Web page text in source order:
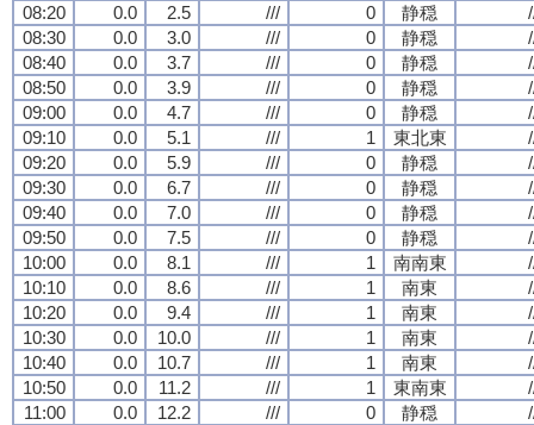
08:20
0.0 2.5 /// 0 静穏
08:30
0.0 3.0 /// 0 静穏
08:40
0.0 3.7 /// 0 静穏
08:50
0.0 3.9 /// 0 静穏
09:00
0.0 4.7 /// 0 静穏
09:10
0.0 5.1 /// 1 東北東
09:20
0.0 5.9 /// 0 静穏
09:30
0.0 6.7 /// 0 静穏
09:40
0.0 7.0 /// 0 静穏
09:50
0.0 7.5 /// 0 静穏
10:00
0.0 8.1 /// 1 南南東
10:10
0.0 8.6 /// 1 南東
10:20
0.0 9.4 /// 1 南東
10:30
0.0 10.0 /// 1 南東
10:40
0.0 10.7 /// 1 南東
10:50
0.0 11.2 /// 1 東南東
11:00
0.0 12.2 /// 0 静穏